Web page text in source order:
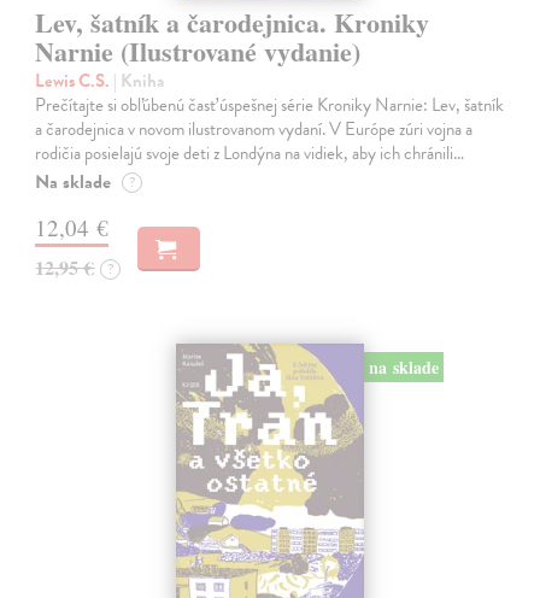
Lev, šatník a čarodejnica. Kroniky
Narnie (Ilustrované vydanie)
Lewis C.S. | Kniha
Prečítajte si obľúbenú časť úspešnej série Kroniky Narnie: Lev, šatník
a čarodejnica v novom ilustrovanom vydaní. V Európe zúri vojna a
rodičia posielajú svoje deti z Londýna na vidiek, aby ich chránili…
Na sklade ?
12,04 €
12,95 € ?
na sklade